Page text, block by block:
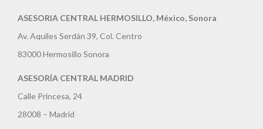
ASESORIA CENTRAL HERMOSILLO, México, Sonora
Av. Aquiles Serdán 39, Col. Centro
83000 Hermosillo Sonora
ASESORÍA CENTRAL MADRID
Calle Princesa, 24
28008 – Madrid